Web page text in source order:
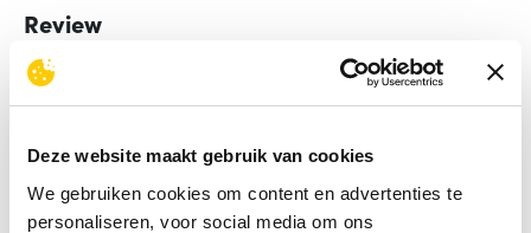
Deze website maakt gebruik van cookies
We gebruiken cookies om content en advertenties te
personaliseren, voor social media om ons
Review
Beoordelingen binnenkort beschikbaar
Deel je ervaring met het product door het schrijven van een
review.
Schrijf een review